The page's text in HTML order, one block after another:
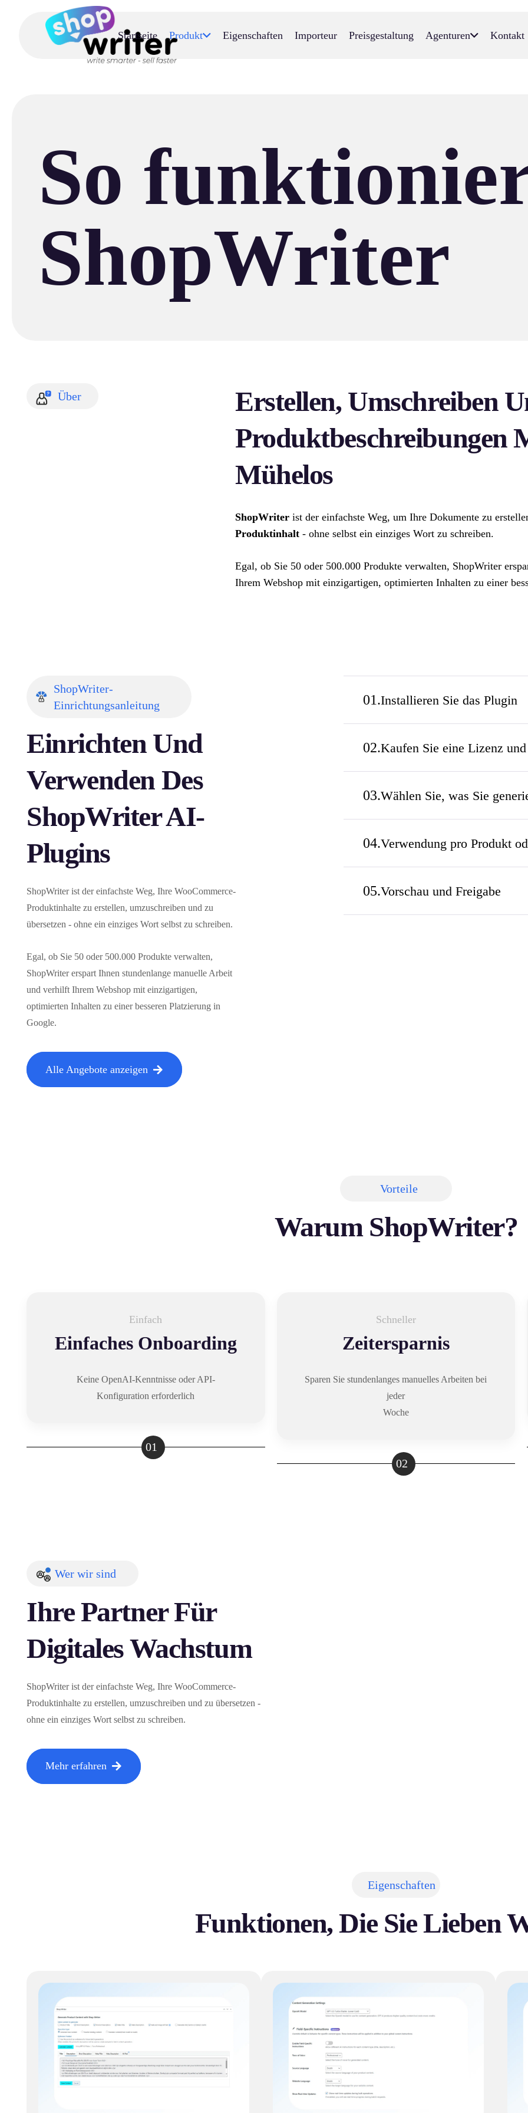
Startseite Produkt Eigenschaften Importeur Preisgestaltung Agenturen Kontakt
So
ShopWriter
Über
Erstellen, Umschreiben
Produktbeschreibungen
Mühelos
ShopWriter ist der einfachste Weg, um Ihre Dokumente zu
Produktinhalt - ohne selbst ein einziges Wort zu schreiben.
Egal, ob Sie 50 oder 500.000 Produkte verwalten, ShopWriter
Ihrem Webshop mit einzigartigen, optimierten Inhalten zu einer
ShopWriter-
Einrichtungsanleitung
Einrichten Und
Verwenden Des
ShopWriter AI-
Plugins
ShopWriter ist der einfachste Weg, Ihre WooCommerce-
Produktinhalte zu erstellen, umzuschreiben und zu
übersetzen - ohne ein einziges Wort selbst zu schreiben.
Egal, ob Sie 50 oder 500.000 Produkte verwalten,
ShopWriter erspart Ihnen stundenlange manuelle Arbeit
und verhilft Ihrem Webshop mit einzigartigen,
optimierten Inhalten zu einer besseren Platzierung in
Google.
Alle Angebote anzeigen
Installieren Sie das Plugin
Kaufen Sie eine Lizenz
Wählen Sie, was Sie
Verwendung pro Produkt
Vorschau und Freigabe
Vorteile
Warum ShopWriter?
Einfach
Einfaches Onboarding
Keine OpenAI-Kenntnisse oder API-
Konfiguration erforderlich
01
Schneller
Zeitersparnis
Sparen Sie stundenlanges manuelles Arbeiten bei
jeder
Woche
02
Wer wir sind
Ihre Partner Für
Digitales Wachstum
ShopWriter ist der einfachste Weg, Ihre WooCommerce-
Produktinhalte zu erstellen, umzuschreiben und zu übersetzen -
ohne ein einziges Wort selbst zu schreiben.
Mehr erfahren
Eigenschaften
Funktionen, Die Sie Lieben